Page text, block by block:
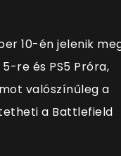
10-én jelenik
re és PS5 Próra,
valószínűleg a
a Battlefield